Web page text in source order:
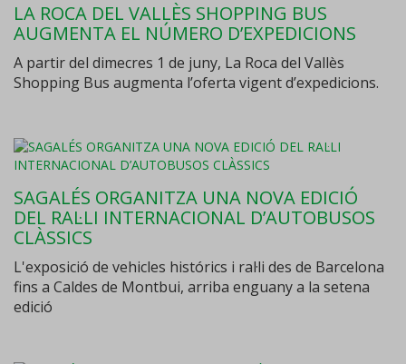
LA ROCA DEL VALLÈS SHOPPING BUS
AUGMENTA EL NÚMERO D’EXPEDICIONS
A partir del dimecres 1 de juny, La Roca del Vallès
Shopping Bus augmenta l’oferta vigent d’expedicions.
SAGALÉS ORGANITZA UNA NOVA EDICIÓ
DEL RAL·LI INTERNACIONAL D’AUTOBUSOS
CLÀSSICS
L'exposició de vehicles histórics i ral·li des de Barcelona
fins a Caldes de Montbui, arriba enguany a la setena
edició